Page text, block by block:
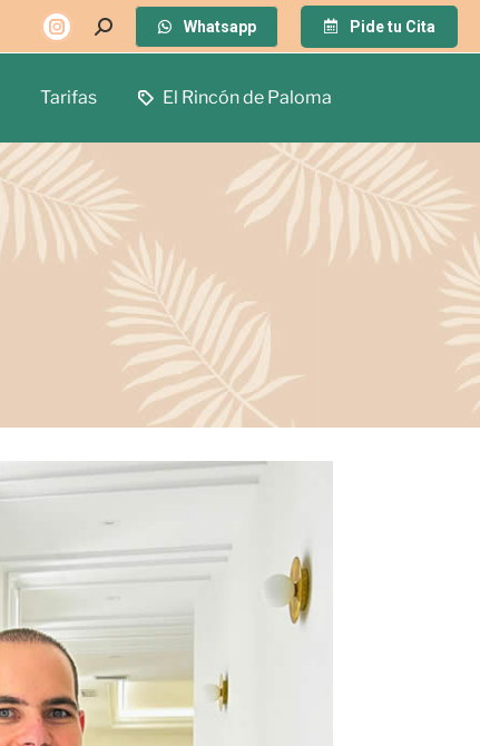
Whatsapp Pide tu Cita
Tarifas El Rincón de Paloma